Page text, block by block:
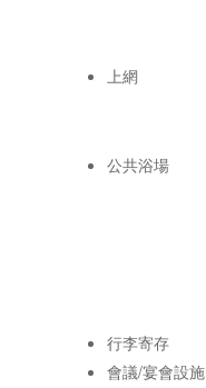
上網
公共浴場
行李寄存
會議/宴會設施